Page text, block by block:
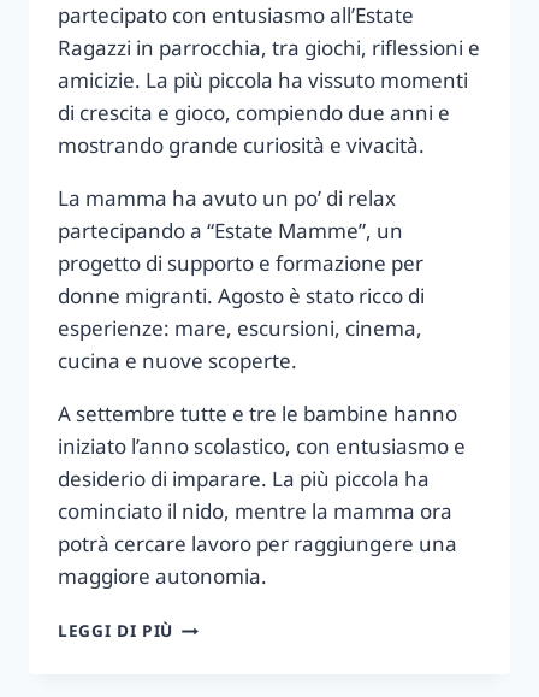
partecipato con entusiasmo all’Estate
Ragazzi in parrocchia, tra giochi, riflessioni e
amicizie. La più piccola ha vissuto momenti
di crescita e gioco, compiendo due anni e
mostrando grande curiosità e vivacità.
La mamma ha avuto un po’ di relax
partecipando a “Estate Mamme”, un
progetto di supporto e formazione per
donne migranti. Agosto è stato ricco di
esperienze: mare, escursioni, cinema,
cucina e nuove scoperte.
A settembre tutte e tre le bambine hanno
iniziato l’anno scolastico, con entusiasmo e
desiderio di imparare. La più piccola ha
cominciato il nido, mentre la mamma ora
potrà cercare lavoro per raggiungere una
maggiore autonomia.
LEGGI DI PIÙ CASA